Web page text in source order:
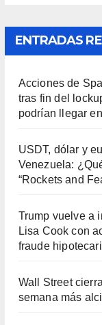
ENTRADAS
Acciones de
tras fin del
podrían llegar
USDT, dólar y
Venezuela:
“Rockets and
Trump vuelve a
Lisa Cook con
fraude
Wall Street
semana más